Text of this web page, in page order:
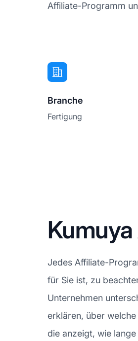
Affiliate-Programm
Branche
Fertigung
Jedes Affiliate-
für Sie ist, zu
Unternehmen
erklären, über
die anzeigt, wie